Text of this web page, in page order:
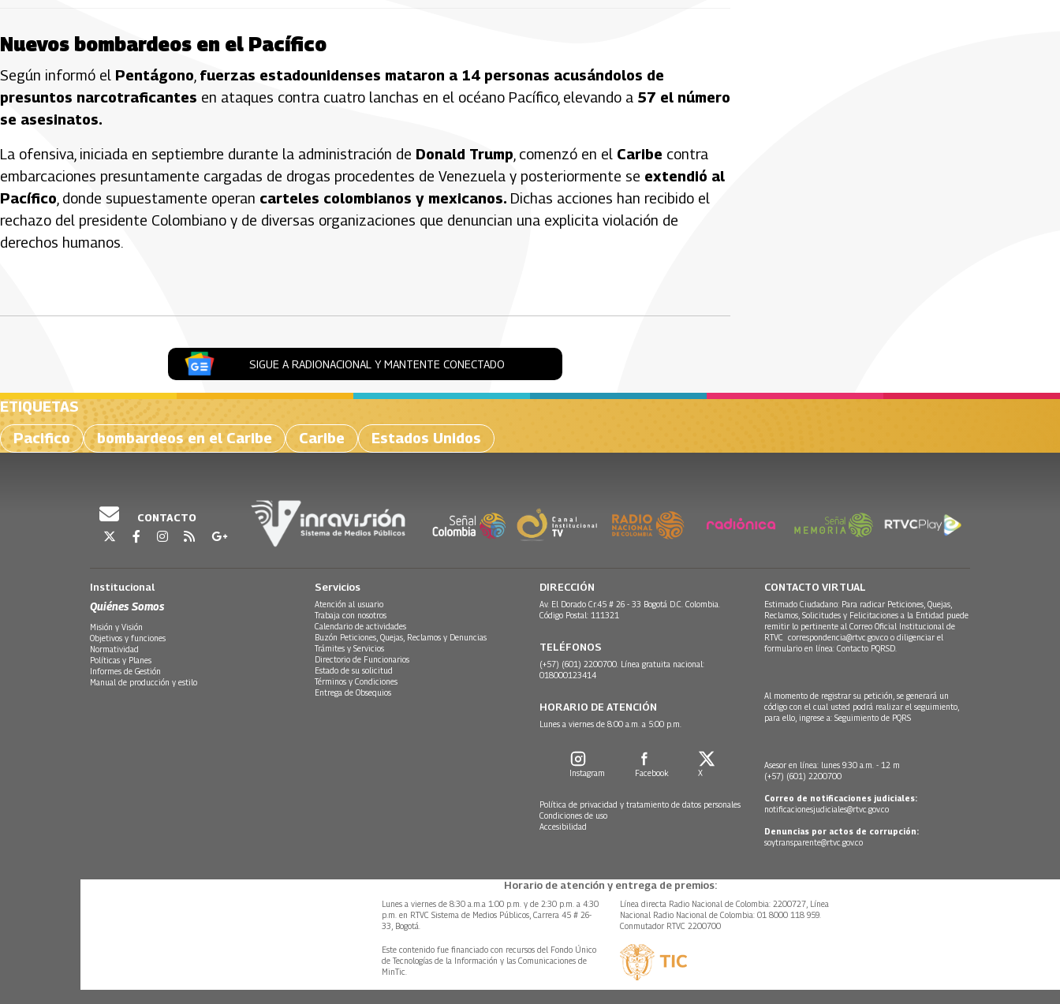
Nuevos bombardeos en el Pacífico
Según informó el Pentágono fuerzas estadounidenses mataron a 14 personas acusándolos de
presuntos narcotraficantes en ataques contra cuatro lanchas en el océano Pacífico, elevando a 57 el número
se asesinatos.
La ofensiva, iniciada en septiembre durante la administración de Donald Trump , comenzó en el Caribe contra
embarcaciones presuntamente cargadas de drogas procedentes de Venezuela y posteriormente se extendió al
Pacífico , donde supuestamente operan carteles colombianos y mexicanos. Dichas acciones han recibido el
rechazo del presidente Colombiano y de diversas organizaciones que denuncian una explicita violación de
derechos humanos.
SIGUE A RADIONACIONAL Y MANTENTE CONECTADO
ETIQUETAS
Pacifico
bombardeos en el Caribe Caribe Estados Unidos
CONTACTO
Institucional
Quiénes Somos
Misión y Visión
Objetivos y funciones
Normatividad
Políticas y Planes
Informes de Gestión
Manual de producción y estilo
Servicios
Atención al usuario
Trabaja con nosotros
Calendario de actividades
Buzón Peticiones, Quejas, Reclamos y Denuncias
Trámites y Servicios
Directorio de Funcionarios
Estado de su solicitud
Términos y Condiciones
Entrega de Obsequios
DIRECCIÓN
Av. El Dorado Cr.45 # 26 - 33 Bogotá D.C. Colombia.
Código Postal: 111321
TELÉFONOS
(+57) (601) 2200700. Línea gratuita nacional:
018000123414
HORARIO DE ATENCIÓN
Lunes a viernes de 8:00 a.m. a 5:00 p.m.
Instagram Facebook X
Política de privacidad y tratamiento de datos personales
Condiciones de uso
Accesibilidad
CONTACTO VIRTUAL
Estimado Ciudadano: Para radicar Peticiones, Quejas,
Reclamos, Solicitudes y Felicitaciones a la Entidad puede
remitir lo pertinente al Correo Oficial Institucional de
RTVC correspondencia@rtvc.gov.co o diligenciar el
formulario en línea: Contacto PQRSD.
Al momento de registrar su petición, se generará un
código con el cual usted podrá realizar el seguimiento,
para ello, ingrese a: Seguimiento de PQRS
Asesor en línea: lunes 9:30 a.m. - 12 m
(+57) (601) 2200700
Correo de notificaciones judiciales:
notificacionesjudiciales@rtvc.gov.co
Denuncias por actos de corrupción:
soytransparente@rtvc.gov.co
Horario de atención y entrega de premios:
Lunes a viernes de 8:30 a.m.a 1:00 p.m. y de 2:30 p.m. a 4:30
p.m. en RTVC Sistema de Medios Públicos, Carrera 45 # 26-
33, Bogotá.
Línea directa Radio Nacional de Colombia: 2200727, Línea
Nacional Radio Nacional de Colombia: 01 8000 118 959.
Conmutador RTVC 2200700
Este contenido fue financiado con recursos del Fondo Único
de Tecnologías de la Información y las Comunicaciones de
MinTic.